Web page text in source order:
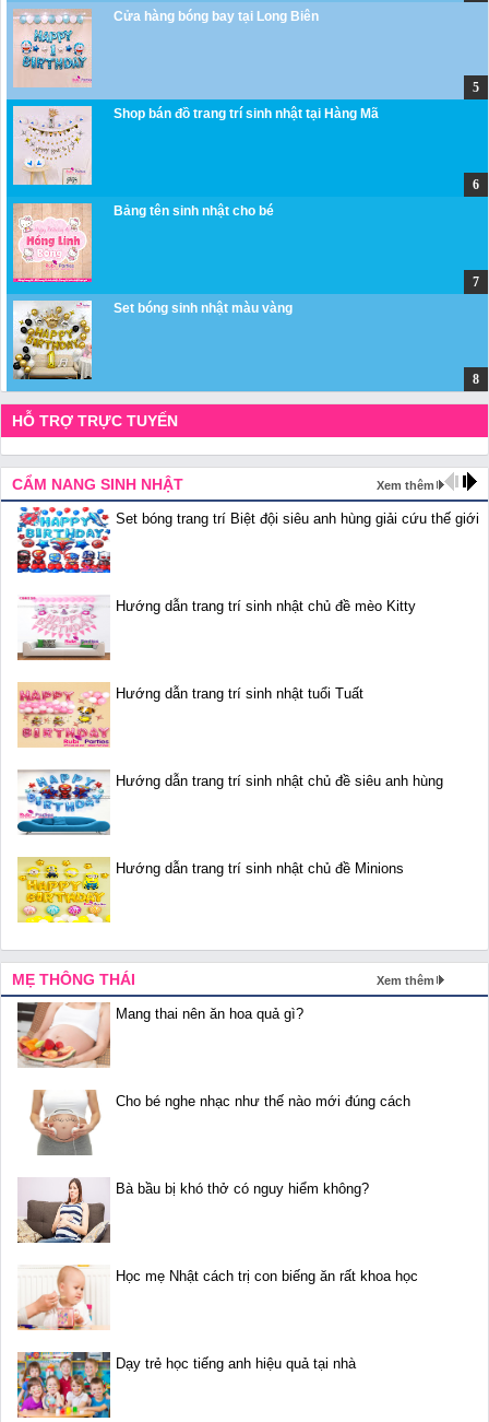
Cửa hàng bóng bay tại Long Biên
Shop bán đồ trang trí sinh nhật tại Hàng Mã
Bảng tên sinh nhật cho bé
Set bóng sinh nhật màu vàng
HỖ TRỢ TRỰC TUYẾN
CẨM NANG SINH NHẬT Xem thêm
Set bóng trang trí Biệt đội siêu anh hùng giải cứu thế giới
Hướng dẫn trang trí sinh nhật chủ đề mèo Kitty
Hướng dẫn trang trí sinh nhật tuổi Tuất
Hướng dẫn trang trí sinh nhật chủ đề siêu anh hùng
Hướng dẫn trang trí sinh nhật chủ đề Minions
MẸ THÔNG THÁI Xem thêm
Mang thai nên ăn hoa quả gì?
Cho bé nghe nhạc như thế nào mới đúng cách
Bà bầu bị khó thở có nguy hiểm không?
Học mẹ Nhật cách trị con biếng ăn rất khoa học
Dạy trẻ học tiếng anh hiệu quả tại nhà